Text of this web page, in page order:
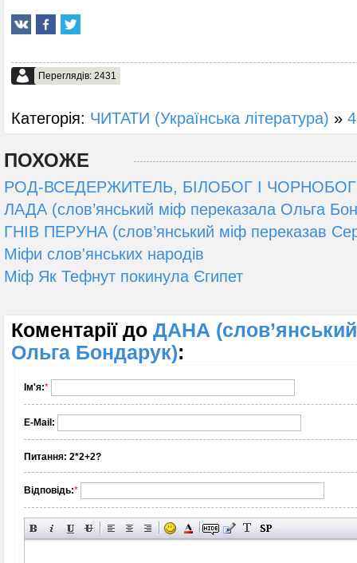
Переглядів: 2431
Категорія: ЧИТАТИ (Українська література) »
ПОХОЖЕ
РОД-ВСЕДЕРЖИТЕЛЬ, БІЛОБОГ І ЧОРНОБОГ
ЛАДА (слов’янський міф переказала Ольга
ГНІВ ПЕРУНА (слов’янський міф переказав
Міфи слов'янських народів
Міф Як Тефнут покинула Єгипет
Коментарії до ДАНА
Ольга Бондарук):
Ім'я:*
E-Mail:
Питання: 2*2+2?
Відповідь:*